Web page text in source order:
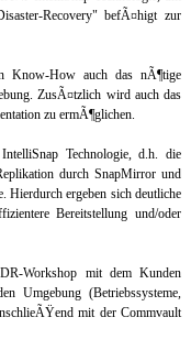
Recovery" befÃ¤higt zur
Know-How auch das nÃ¶tige
ZusÃ¤tzlich wird auch das
zu ermÃ¶glichen.
Technologie, d.h. die
durch SnapMirror und
Hierdurch ergeben sich deutliche
Bereitstellung und/oder
Workshop mit dem Kunden
Umgebung (Betriebssysteme,
mit der Commvault